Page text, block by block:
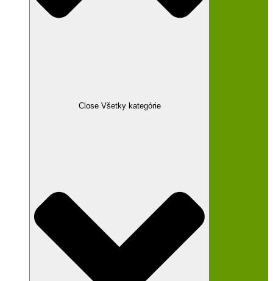
Close Všetky kategórie